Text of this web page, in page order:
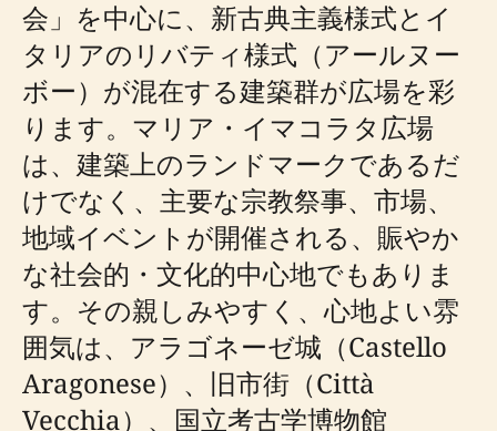
会」を中心に、新古典主義様式とイ
タリアのリバティ様式（アールヌー
ボー）が混在する建築群が広場を彩
ります。マリア・イマコラタ広場
は、建築上のランドマークであるだ
けでなく、主要な宗教祭事、市場、
地域イベントが開催される、賑やか
な社会的・文化的中心地でもありま
す。その親しみやすく、心地よい雰
囲気は、アラゴネーゼ城（Castello
Aragonese）、旧市街（Città
Vecchia）、国立考古学博物館